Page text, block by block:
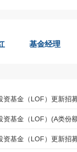
基金经理
基金（LOF）更新招
基金（LOF）(A类份
基金（LOF）更新招